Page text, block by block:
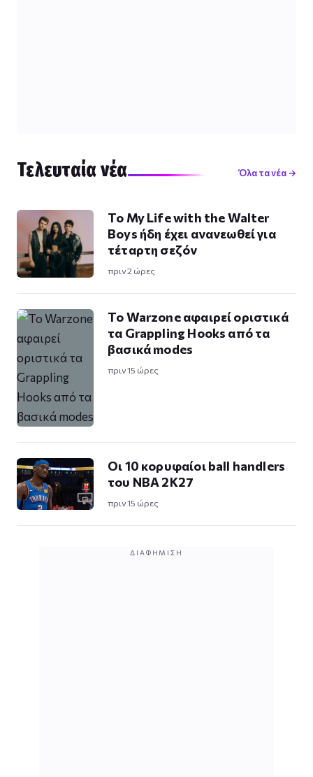
Τελευταία νέα Όλα τα νέα →
Το My Life with the Walter
Boys ήδη έχει ανανεωθεί για
τέταρτη σεζόν
πριν 2 ώρες
Το Warzone αφαιρεί οριστικά
τα Grappling Hooks από τα
βασικά modes
πριν 15 ώρες
Οι 10 κορυφαίοι ball handlers
του NBA 2K27
πριν 15 ώρες
ΔΙΑΦΉΜΙΣΗ